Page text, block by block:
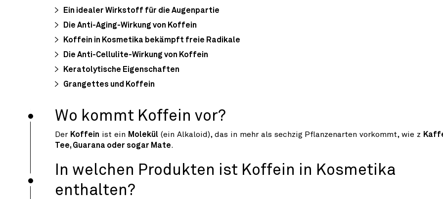
Ein idealer Wirkstoff für die Augenpartie
Die Anti-Aging-Wirkung von Koffein
Koffein in Kosmetika bekämpft freie Radikale
Die Anti-Cellulite-Wirkung von Koffein
Keratolytische Eigenschaften
Grangettes und Koffein
Wo kommt Koffein vor?
Der Koffein ist ein Molekül(ein Alkaloid), das in mehr als sechzig Pflanzenarten vorkommt, wie z
Tee, Guarana oder sogar Mate.
In welchen Produkten ist Koffein in Kosmetika
enthalten?